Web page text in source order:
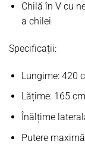
Chilă în V cu
a chilei
Specificații:
Lungime: 420
Lățime: 165 cm
Înălțime
Putere